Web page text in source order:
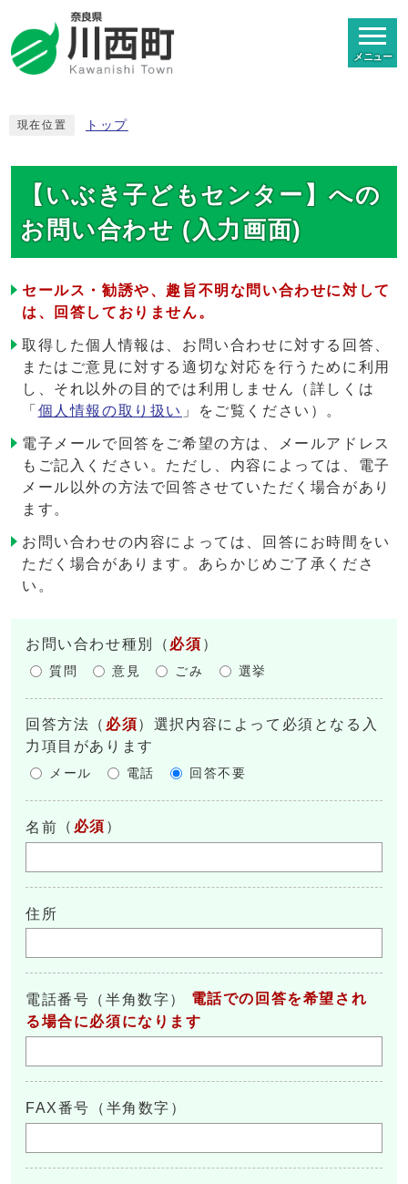
メニュー
現在位置 トップ
【いぶき子どもセンター】への
お問い合わせ (入力画面)
セールス・勧誘や、趣旨不明な問い合わせに対して
は、回答しておりません。
取得した個人情報は、お問い合わせに対する回答、
またはご意見に対する適切な対応を行うために利用
し、それ以外の目的では利用しません（詳しくは
「 個人情報の取り扱い 」をご覧ください）。
電子メールで回答をご希望の方は、メールアドレス
もご記入ください。ただし、内容によっては、電子
メール以外の方法で回答させていただく場合があり
ます。
お問い合わせの内容によっては、回答にお時間をい
ただく場合があります。あらかじめご了承くださ
い。
お問い合わせ種別 （ 必須 ）
質問 意見 ごみ 選挙
回答方法 （ 必須）選択内容によって必須となる入
力項目があります
メール 電話 回答不要
名前 （ 必須 ）
住所
電話番号（半角数字）
電話での回答を希望され
る場合に必須になります
FAX番号（半角数字）